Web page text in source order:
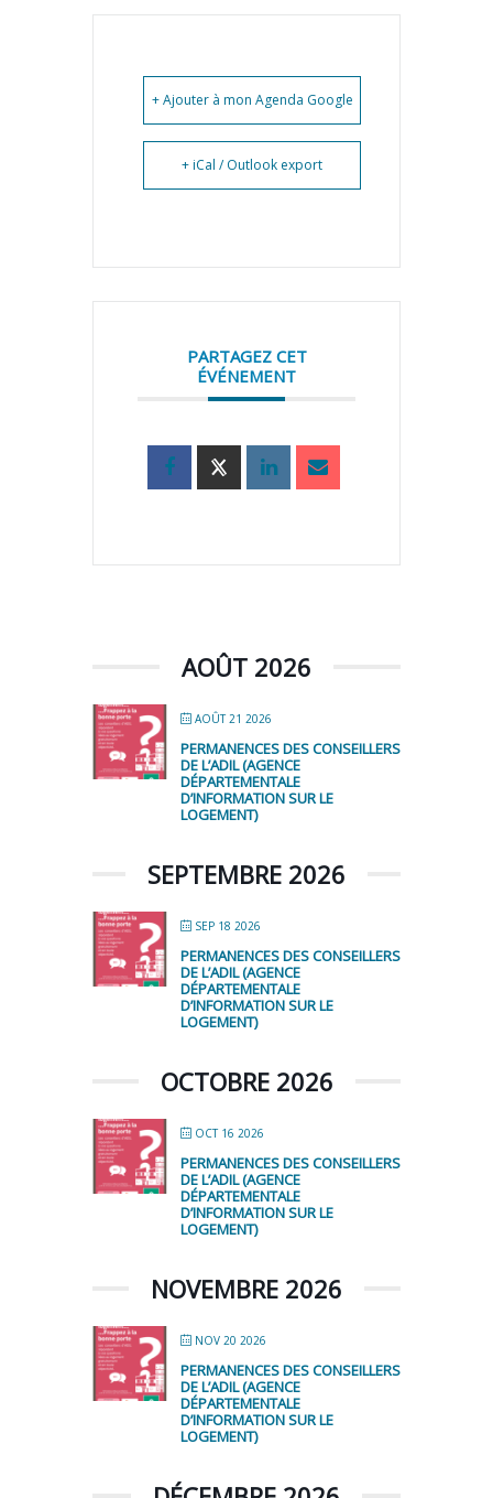
+ Ajouter à mon Agenda Google
+ iCal / Outlook export
PARTAGEZ CET
ÉVÉNEMENT
AOÛT 2026
AOÛT 21 2026
PERMANENCES DES CONSEILLERS
DE L’ADIL (AGENCE
DÉPARTEMENTALE
D’INFORMATION SUR LE
LOGEMENT)
SEPTEMBRE 2026
SEP 18 2026
PERMANENCES DES CONSEILLERS
DE L’ADIL (AGENCE
DÉPARTEMENTALE
D’INFORMATION SUR LE
LOGEMENT)
OCTOBRE 2026
OCT 16 2026
PERMANENCES DES CONSEILLERS
DE L’ADIL (AGENCE
DÉPARTEMENTALE
D’INFORMATION SUR LE
LOGEMENT)
NOVEMBRE 2026
NOV 20 2026
PERMANENCES DES CONSEILLERS
DE L’ADIL (AGENCE
DÉPARTEMENTALE
D’INFORMATION SUR LE
LOGEMENT)